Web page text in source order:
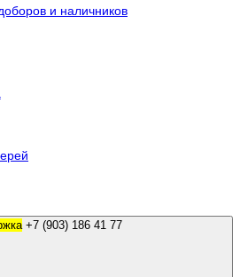
и наличников
+7 (903) 186 41 77